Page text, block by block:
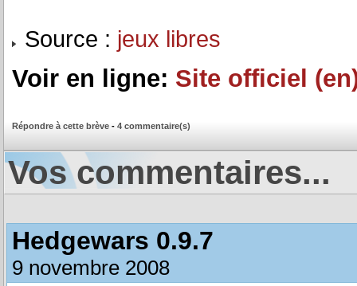
Source : jeux libres
Voir en ligne: Site officiel
Répondre à cette brève - 4 commentaire(s)
Vos commentaires...
Hedgewars 0.9.7
9 novembre 2008